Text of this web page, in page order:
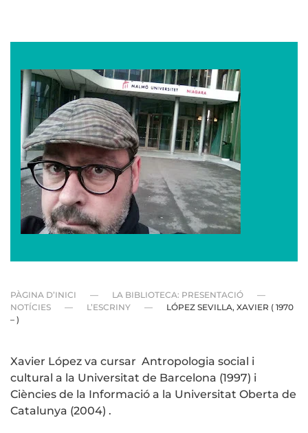
PÀGINA D’INICI
LA BIBLIOTECA: PRESENTACIÓ
NOTÍCIES
L’ESCRINY
LÓPEZ SEVILLA, XAVIER ( 1970
– )
Xavier López va cursar Antropologia social i
cultural a la Universitat de Barcelona (1997) i
Ciències de la Informació a la Universitat Oberta de
Catalunya (2004) .